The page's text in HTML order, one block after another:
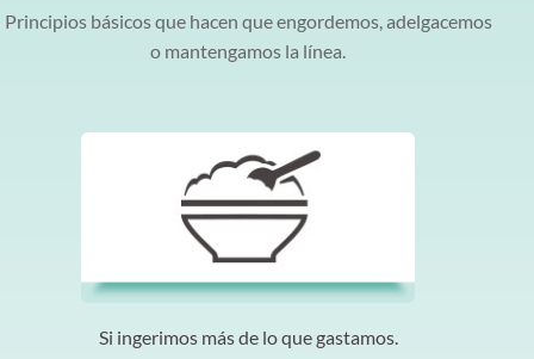
Principios básicos que hacen que engordemos, adelgacemos
o mantengamos la línea.
Si ingerimos más de lo que gastamos.